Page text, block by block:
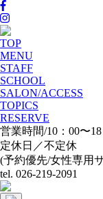
TOP
MENU
STAFF
SCHOOL
SALON/ACCESS
TOPICS
RESERVE
営業時間/10：00〜
定休日／不定休
(予約優先/女性専用
tel. 026-219-2091